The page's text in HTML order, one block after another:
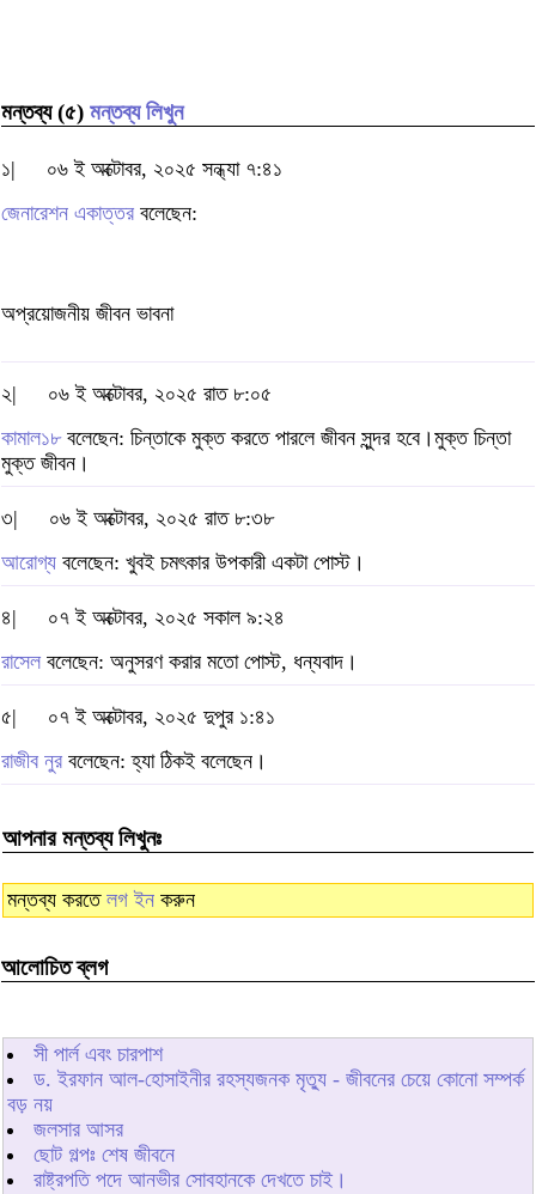
মন্তব্য (৫) মন্তব্য লিখুন
১|
০৬ ই অক্টোবর, ২০২৫ সন্ধ্যা ৭:৪১
জেনারেশন একাত্তর বলেছেন:
অপ্রয়োজনীয় জীবন ভাবনা
২|
০৬ ই অক্টোবর, ২০২৫ রাত ৮:০৫
কামাল১৮বলেছেন: চিন্তাকে মুক্ত করতে পারলে জীবন সুন্দর হবে।মুক্ত চিন্তা
মুক্ত জীবন।
৩|
০৬ ই অক্টোবর, ২০২৫ রাত ৮:৩৮
আরোগ্য বলেছেন: খুবই চমৎকার উপকারী একটা পোস্ট।
৪|
০৭ ই অক্টোবর, ২০২৫ সকাল ৯:২৪
রাসেল বলেছেন: অনুসরণ করার মতো পোস্ট, ধন্যবাদ।
৫|
০৭ ই অক্টোবর, ২০২৫ দুপুর ১:৪১
রাজীব নুর বলেছেন: হ্যা ঠিকই বলেছেন।
আপনার মন্তব্য লিখুনঃ
মন্তব্য করতে লগ ইন করুন
আলোচিত ব্লগ
সী পার্ল এবং চারপাশ
ড. ইরফান আল-হোসাইনীর রহস্যজনক মৃত্যু - জীবনের চেয়ে কোনো সম্পর্ক
বড় নয়
জলসার আসর
ছোট গল্পঃ শেষ জীবনে
রাষ্ট্রপতি পদে আনভীর সোবহানকে দেখতে চাই।